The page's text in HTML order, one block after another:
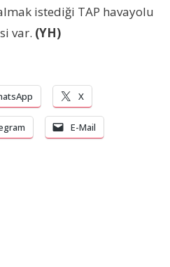
istediği TAP havayolu
var. (YH)
X
E-Mail